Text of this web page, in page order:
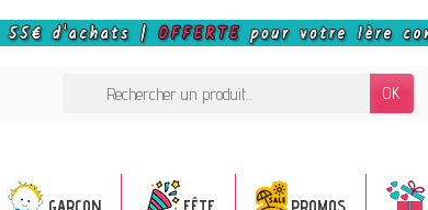
OK
GARÇON FÊTE PROMOS